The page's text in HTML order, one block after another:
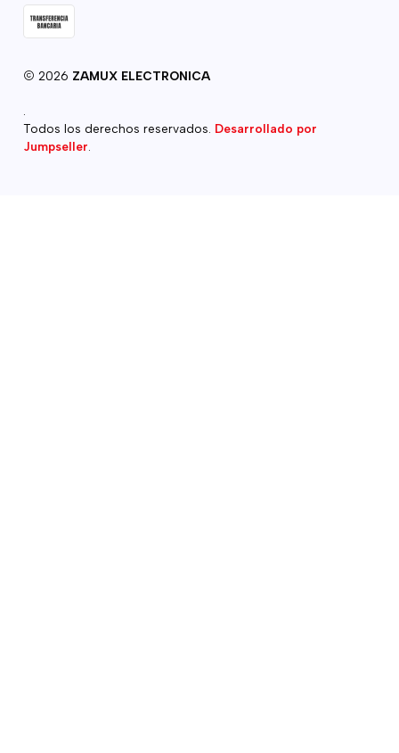
2026 ZAMUX ELECTRONICA
.
Todos los derechos reservados. Desarrollado por
Jumpseller.